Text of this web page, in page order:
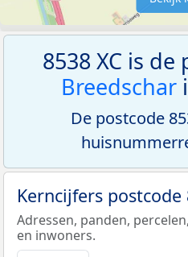
8538 XC is
Breedschar
De postcode
Kerncijfers postcode
Adressen, panden,
en inwoners.